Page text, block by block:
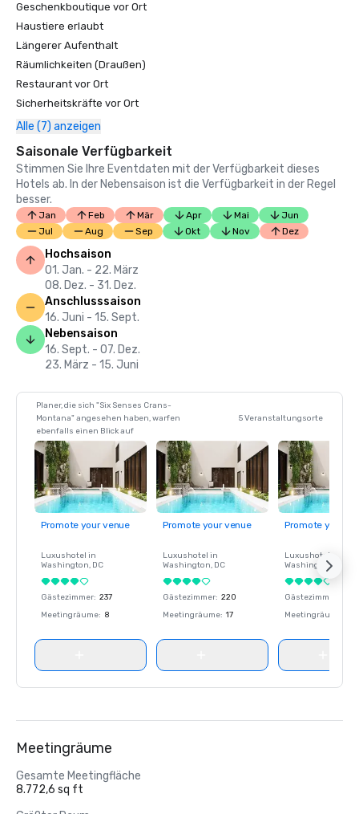
Geschenkboutique vor Ort
Haustiere erlaubt
Längerer Aufenthalt
Räumlichkeiten (Draußen)
Restaurant vor Ort
Sicherheitskräfte vor Ort
Alle (7) anzeigen
Saisonale Verfügbarkeit
Stimmen Sie Ihre Eventdaten mit der Verfügbarkeit dieses
Hotels ab. In der Nebensaison ist die Verfügbarkeit in der Regel
besser.
Jan Feb Mär Apr Mai
Jun
Jul
Aug Sep Okt Nov Dez
Hochsaison
01. Jan. - 22. März
08. Dez. - 31. Dez.
Anschlusssaison
16. Juni - 15. Sept.
Nebensaison
16. Sept. - 07. Dez.
23. März - 15. Juni
Planer, die sich "Six Senses Crans-
Montana" angesehen haben, warfen
ebenfalls einen Blick auf
5 Veranstaltungsorte
Promote your venue
Luxushotel in
Washington, DC
Gästezimmer: 237
Meetingräume: 8
Promote your venue
Luxushotel in
Washington, DC
Gästezimmer: 220
Meetingräume: 17
Promote your
Luxushotel in
Washington
Gästezimmer
Meetingräume
Meetingräume
Gesamte Meetingfläche
8.772,6 sq ft